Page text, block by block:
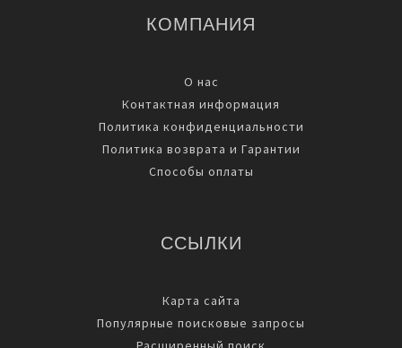
КОМПАНИЯ
О нас
Контактная информация
Политика конфиденциальности
Политика возврата и Гарантии
Способы оплаты
ССЫЛКИ
Карта сайта
Популярные поисковые запросы